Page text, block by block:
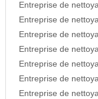
Entreprise de
Entreprise de
Entreprise de
Entreprise de
Entreprise de
Entreprise de
Entreprise de